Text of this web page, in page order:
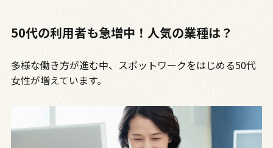
50代の利用者も急増中！人気の業種は？
多様な働き方が進む中、スポットワークをはじめる50代
女性が増えています。